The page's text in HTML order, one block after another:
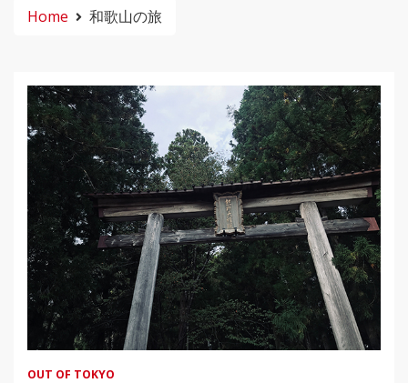
Home 和歌山の旅
OUT OF TOKYO